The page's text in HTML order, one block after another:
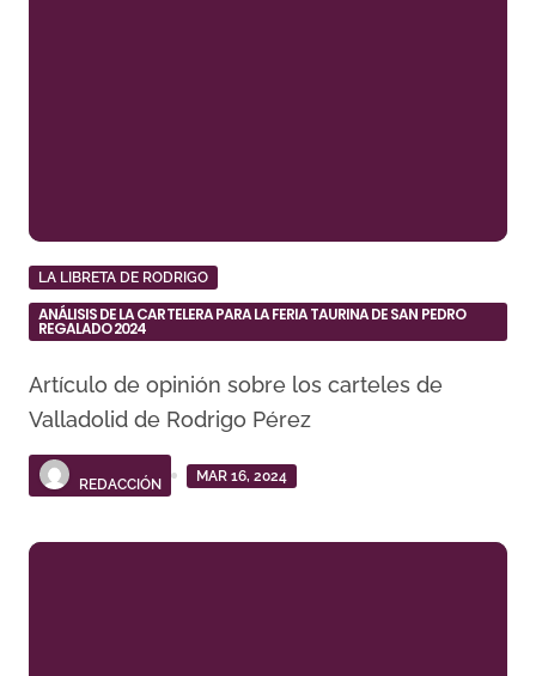
LA LIBRETA DE RODRIGO
ANÁLISIS DE LA CARTELERA PARA LA FERIA TAURINA DE SAN PEDRO
REGALADO 2024
Artículo de opinión sobre los carteles de
Valladolid de Rodrigo Pérez
REDACCIÓN
MAR 16, 2024